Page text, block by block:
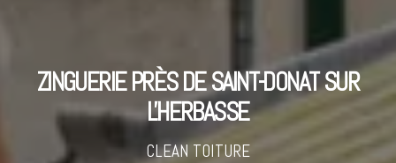
ZINGUERIE PRÈS DE SAINT-DONAT SUR
L'HERBASSE
CLEAN TOITURE